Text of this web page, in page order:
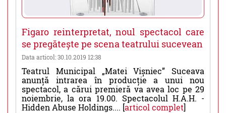
Figaro reinterpretat, noul spectacol care
se pregătește pe scena teatrului sucevean
Data articol: 30.10.2019 12:38
Teatrul Municipal „Matei Vișniec” Suceava
anunță intrarea în producție a unui nou
spectacol, a cărui premieră va avea loc pe 29
noiembrie, la ora 19.00. Spectacolul H.A.H. -
Hidden Abuse Holdings.... [articol complet]